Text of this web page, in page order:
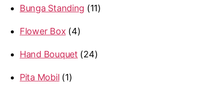
Bunga Standing 11
Flower Box 4
Hand Bouquet 24
Pita Mobil 1